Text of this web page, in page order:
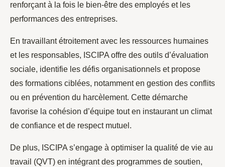
renforçant à la fois le bien-être des employés et les
performances des entreprises.
En travaillant étroitement avec les ressources humaines
et les responsables, ISCIPA offre des outils d’évaluation
sociale, identifie les défis organisationnels et propose
des formations ciblées, notamment en gestion des conflits
ou en prévention du harcèlement. Cette démarche
favorise la cohésion d’équipe tout en instaurant un climat
de confiance et de respect mutuel.
De plus, ISCIPA s’engage à optimiser la qualité de vie au
travail (QVT) en intégrant des programmes de soutien,